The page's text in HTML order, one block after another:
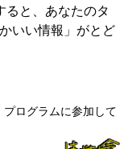
ると、あなたのタ
いい情報」がとど
ログラムに参加して